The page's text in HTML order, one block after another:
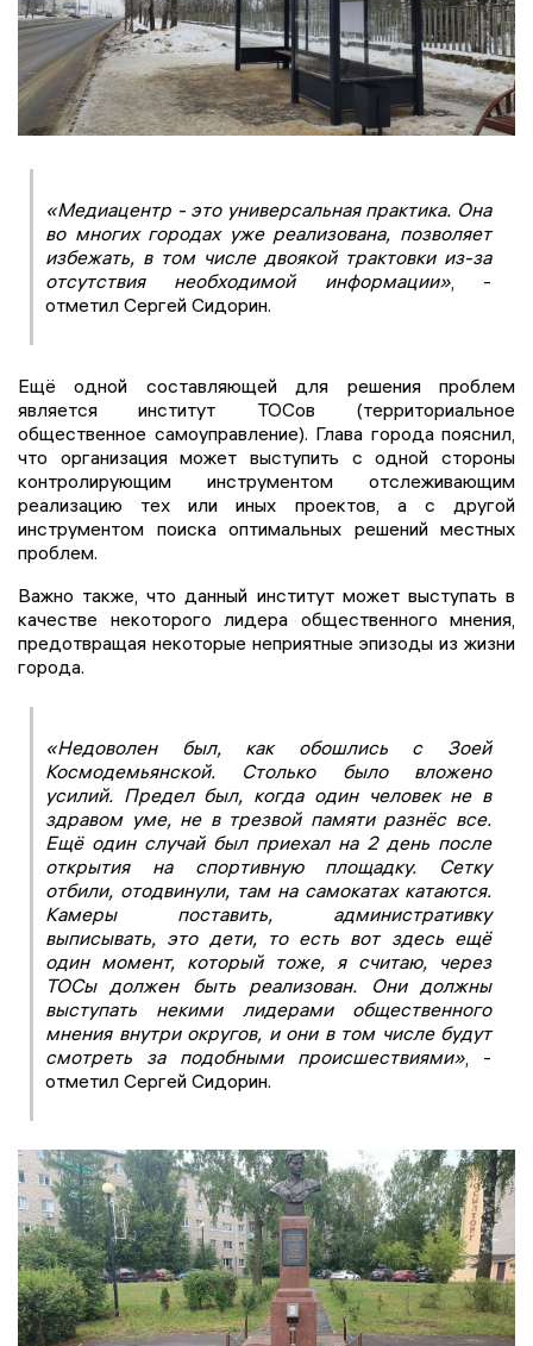
«Медиацентр - это универсальная практика. Она
во многих городах уже реализована, позволяет
избежать, в том числе двоякой трактовки из-за
отсутствия необходимой информации», -
отметил Сергей Сидорин.
Ещё одной составляющей для решения проблем
является институт ТОСов (территориальное
общественное самоуправление). Глава города пояснил,
что организация может выступить с одной стороны
контролирующим инструментом отслеживающим
реализацию тех или иных проектов, а с другой
инструментом поиска оптимальных решений местных
проблем.
Важно также, что данный институт может выступать в
качестве некоторого лидера общественного мнения,
предотвращая некоторые неприятные эпизоды из жизни
города.
«Недоволен был, как обошлись с Зоей
Космодемьянской. Столько было вложено
усилий. Предел был, когда один человек не в
здравом уме, не в трезвой памяти разнёс все.
Ещё один случай был приехал на 2 день после
открытия на спортивную площадку. Сетку
отбили, отодвинули, там на самокатах катаются.
Камеры поставить, административку
выписывать, это дети, то есть вот здесь ещё
один момент, который тоже, я считаю, через
ТОСы должен быть реализован. Они должны
выступать некими лидерами общественного
мнения внутри округов, и они в том числе будут
смотреть за подобными происшествиями» , -
отметил Сергей Сидорин.